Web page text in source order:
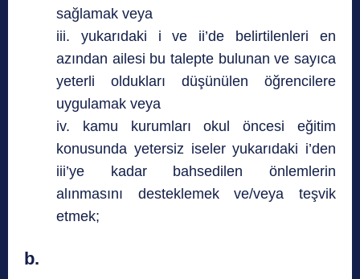
sağlamak veya
iii. yukarıdaki i ve ii’de belirtilenleri en
azından ailesi bu talepte bulunan ve sayıca
yeterli oldukları düşünülen öğrencilere
uygulamak veya
iv. kamu kurumları okul öncesi eğitim
konusunda yetersiz iseler yukarıdaki i’den
iii’ye kadar bahsedilen önlemlerin
alınmasını desteklemek ve/veya teşvik
etmek;
b.